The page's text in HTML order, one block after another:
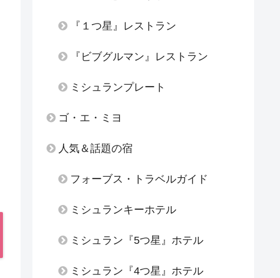
『１つ星』レストラン
『ビブグルマン』レストラン
ミシュランプレート
ゴ・エ・ミヨ
人気＆話題の宿
フォーブス・トラベルガイド
ミシュランキーホテル
ミシュラン『5つ星』ホテル
ミシュラン『4つ星』ホテル